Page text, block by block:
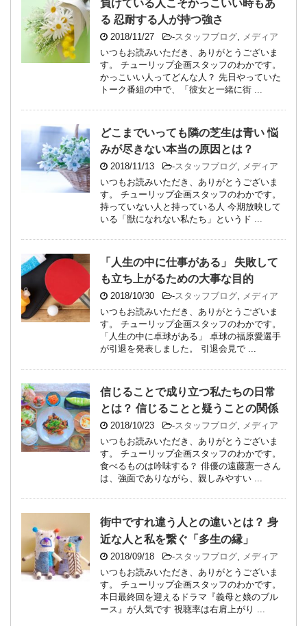
負けている人こそかっこいい時もあ
る 忍耐する人が持つ強さ
2018/11/27 -スタッフブログ, メディア
いつもお読みいただき、ありがとうございま
す。 チューリップ企画スタッフのわかです。
かっこいい人ってどんな人？ 先日やっていた
トーク番組の中で、「彼女と一緒に街 ...
どこまでいっても隣の芝生は青い 悩
みが尽きない本当の原因とは？
2018/11/13 -スタッフブログ, メディア
いつもお読みいただき、ありがとうございま
す。 チューリップ企画スタッフのわかです。
持っていない人と持っている人 今期放映して
いる「獣になれない私たち」というド ...
「人生の中に仕事がある」 失敗して
も立ち上がるための大事な目的
2018/10/30 -スタッフブログ, メディア
いつもお読みいただき、ありがとうございま
す。 チューリップ企画スタッフのわかです。
「人生の中に卓球がある」 卓球の福原愛選手
が引退を発表しました。 引退会見で ...
信じることで成り立つ私たちの日常
とは？ 信じることと疑うことの関係
2018/10/23 -スタッフブログ, メディア
いつもお読みいただき、ありがとうございま
す。 チューリップ企画スタッフのわかです。
食べるものは吟味する？ 俳優の遠藤憲一さん
は、強面でありながら、親しみやすい ...
街中ですれ違う人との違いとは？ 身
近な人と私を繋ぐ「多生の縁」
2018/09/18 -スタッフブログ, メディア
いつもお読みいただき、ありがとうございま
す。 チューリップ企画スタッフのわかです。
本日最終回を迎えるドラマ『義母と娘のブル
ース』が人気です 視聴率は右肩上がり ...